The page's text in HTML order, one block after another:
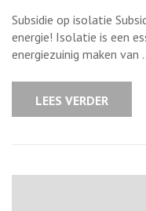
Subsidie op isolatie
energie! Isolatie is een
energiezuinig maken van
LEES VERDER